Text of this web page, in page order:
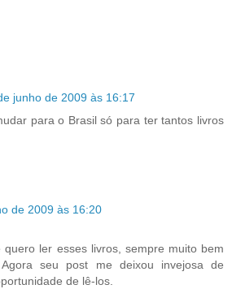
junho de 2009 às 16:17
para o Brasil só para ter tantos livros
de 2009 às 16:20
quero ler esses livros, sempre muito bem
Agora seu post me deixou invejosa de
de lê-los.